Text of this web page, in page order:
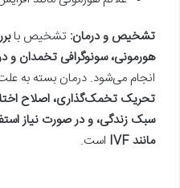
تشخیص و درمان: تشخیص با
هورمونی، سونوگرافی تخمدان
انجام می‌شود. درمان بسته به
تحریک تخمک‌گذاری، اصلاح
سبک زندگی، و در صورت نیاز
مانند
است.